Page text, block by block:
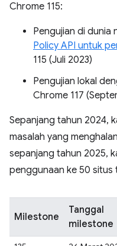
Chrome 115:
Pengujian di dunia
Policy API untuk
115 (Juli 2023)
Pengujian lokal
Chrome 117
Sepanjang tahun 2024,
masalah yang
sepanjang tahun 2025,
penggunaan ke 50 situs
Milestone
Tanggal
milestone